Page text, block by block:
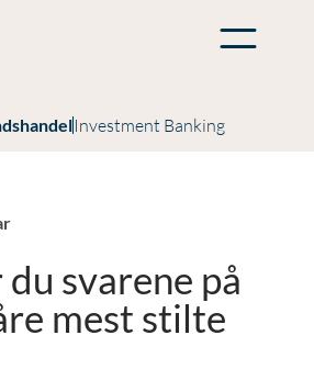
Investment Banking
svarene på
mest stilte